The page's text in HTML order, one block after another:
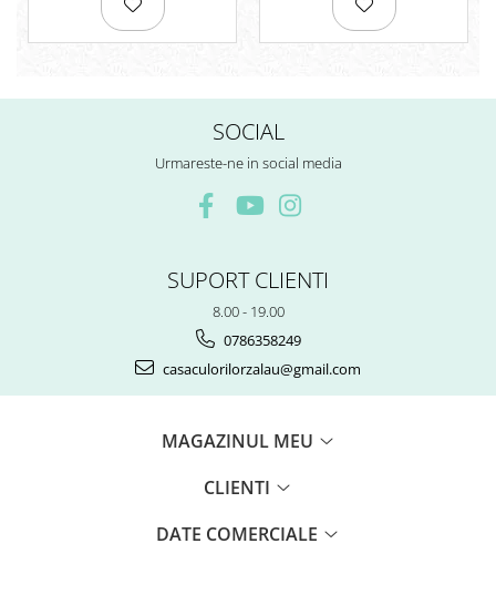
SOCIAL
Urmareste-ne in social media
SUPORT CLIENTI
8.00 - 19.00
0786358249
casaculorilorzalau@gmail.com
MAGAZINUL MEU
CLIENTI
DATE COMERCIALE